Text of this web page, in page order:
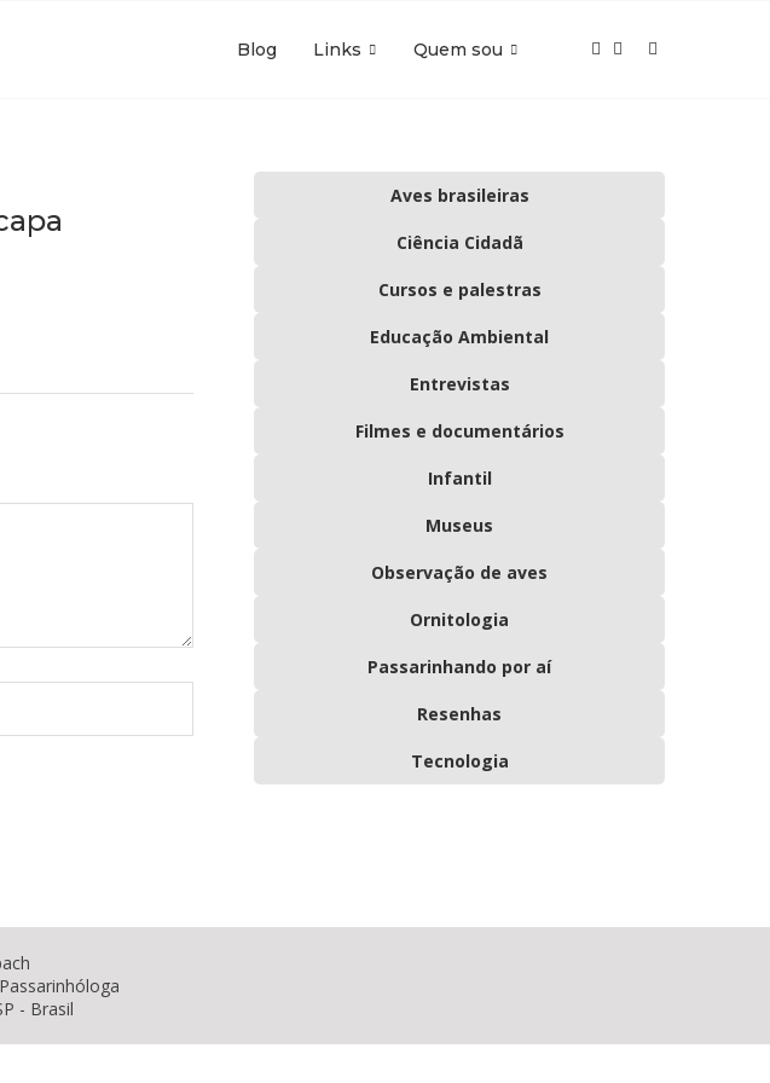
Blog Links Quem sou
Aves brasileiras
Ciência Cidadã
Cursos e palestras
Educação Ambiental
Entrevistas
Filmes e documentários
Infantil
Museus
Observação de aves
Ornitologia
Passarinhando por aí
Resenhas
Tecnologia
- Brasil